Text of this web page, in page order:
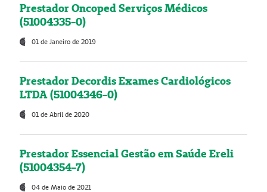
Prestador Oncoped Serviços Médicos
(51004335-0)
01 de Janeiro de 2019
Prestador Decordis Exames Cardiológicos
LTDA (51004346-0)
01 de Abril de 2020
Prestador Essencial Gestão em Saúde Ereli
(51004354-7)
04 de Maio de 2021